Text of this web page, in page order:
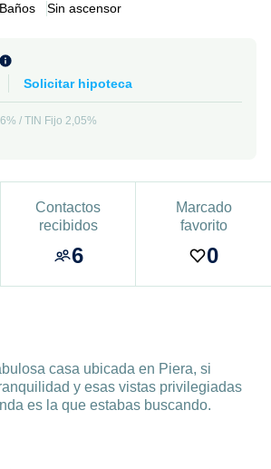
Sin ascensor
Solicitar hipoteca
/ TIN Fijo 2,05%
Contactos
recibidos
6
Marcado
favorito
0
casa ubicada en Piera, si
y esas vistas privilegiadas
es la que estabas buscando.